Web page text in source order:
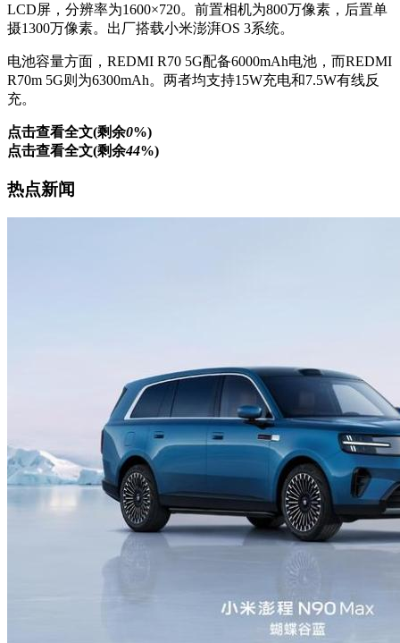
LCD屏，分辨率为1600×720。前置相机为800万像素，后置单
摄1300万像素。出厂搭载小米澎湃OS 3系统。
电池容量方面，REDMI R70 5G配备6000mAh电池，而REDMI
R70m 5G则为6300mAh。两者均支持15W充电和7.5W有线反
充。
点击查看全文(剩余0%)
点击查看全文(剩余44%)
热点新闻